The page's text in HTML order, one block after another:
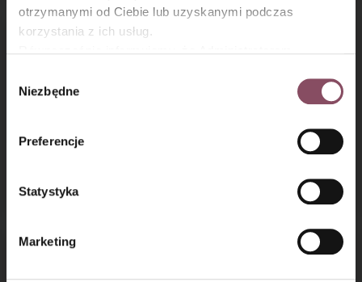
otrzymanymi od Ciebie lub uzyskanymi podczas
korzystania z ich usług.
Gdańsk (80-339) adres: Dickmana 14/15 więcej
informacji o przetwarzaniu danych osobowych oraz
Polityce
prywatności.
zgody
Niezbędne
Preferencje
Statystyka
Marketing